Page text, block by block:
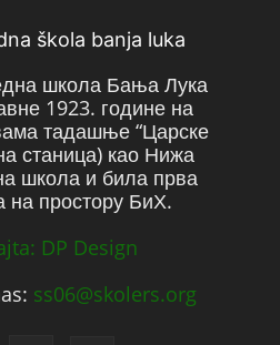
школа Бања Лука
1923. године на
тадашње “Царске
станица) као Нижа
школа и била прва
на простору БиХ.
DP Design
ss06@skolers.org